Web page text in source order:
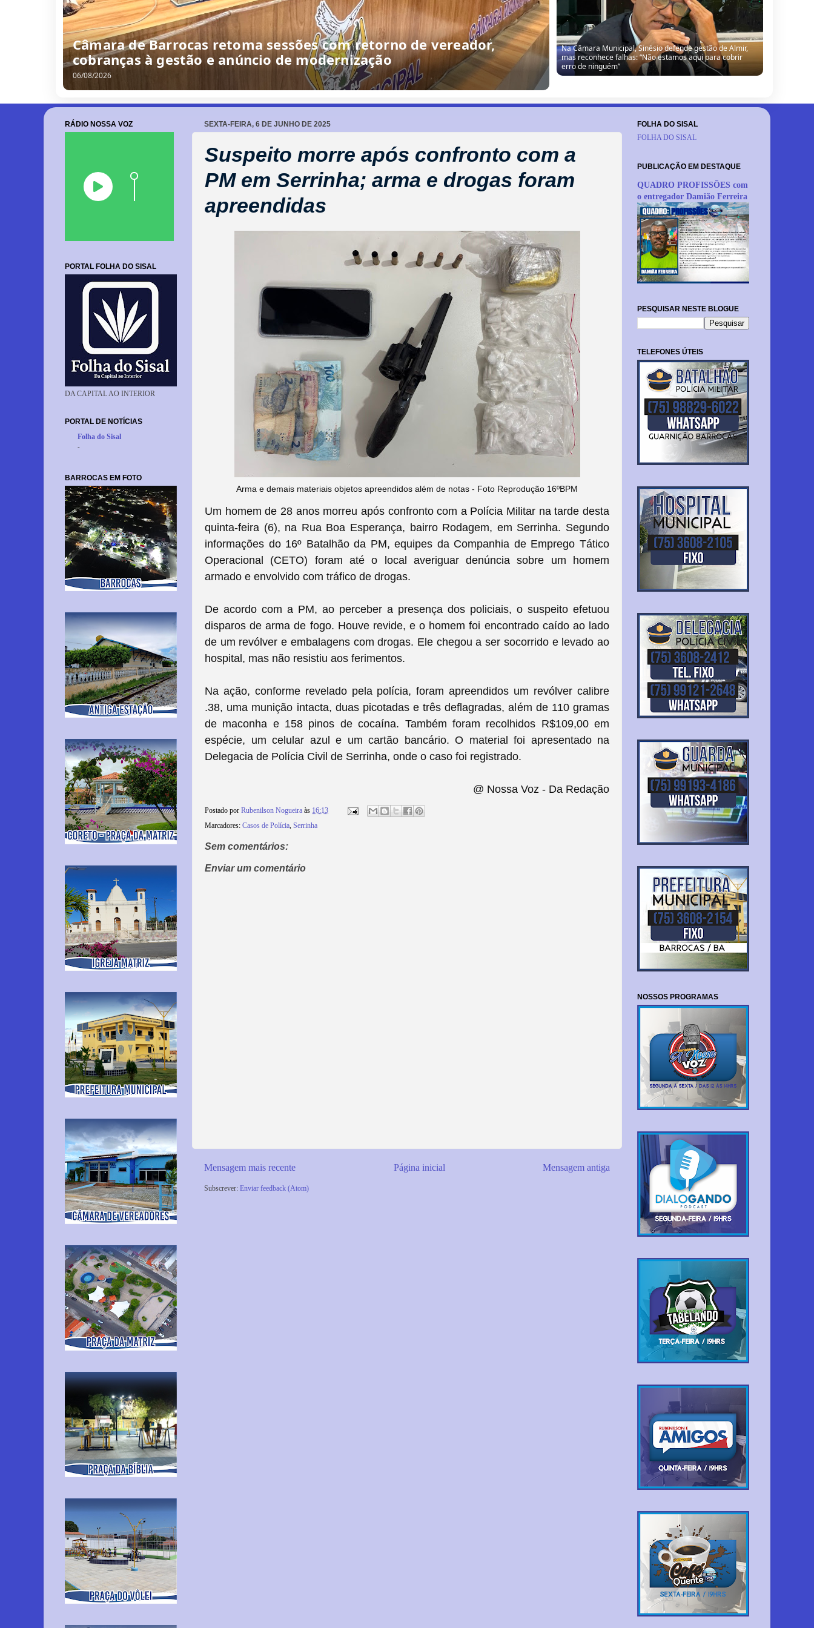
/
0
8
/
2
0
2
6
Câmara de Barrocas retoma sessões com retorno de
vereador, cobranças à gestão e anúncio de modernização
SEXTA-FEIRA, 6 DE JUNHO DE 2025
Suspeito morre após confronto com a
PM em Serrinha; arma e drogas foram
apreendidas
Arma e demais materiais objetos apreendidos além de notas - Foto Reprodução 16ºBPM
Um homem de 28 anos morreu após confronto com a Polícia Militar na tarde desta
quinta-feira (6), na Rua Boa Esperança, bairro Rodagem, em Serrinha. Segundo
informações do 16º Batalhão da PM, equipes da Companhia de Emprego Tático
Operacional (CETO) foram até o local averiguar denúncia sobre um homem
armado e envolvido com tráfico de drogas.
De acordo com a PM, ao perceber a presença dos policiais, o suspeito efetuou
disparos de arma de fogo. Houve revide, e o homem foi encontrado caído ao lado
de um revólver e embalagens com drogas. Ele chegou a ser socorrido e levado ao
hospital, mas não resistiu aos ferimentos.
Na ação, conforme revelado pela polícia, foram apreendidos um revólver calibre
.38, uma munição intacta, duas picotadas e três deflagradas, além de 110 gramas
de maconha e 158 pinos de cocaína. Também foram recolhidos R$109,00 em
espécie, um celular azul e um cartão bancário. O material foi apresentado na
Delegacia de Polícia Civil de Serrinha, onde o caso foi registrado.
@ Nossa Voz - Da Redação
Postado por Rubenilson Nogueira às 16:13
Marcadores: Casos de Polícia, Serrinha
Sem comentários:
Enviar um comentário
Mensagem mais recente Mensagem antiga
Página inicial
Subscrever: Enviar feedback (Atom)
RÁDIO NOSSA VOZ
PORTAL FOLHA DO SISAL
DA CAPITAL AO INTERIOR
PORTAL DE NOTÍCIAS
Folha do Sisal
-
BARROCAS EM FOTO
FOLHA DO SISAL
FOLHA DO SISAL
PUBLICAÇÃO EM DESTAQUE
QUADRO PROFISSÕES com
o entregador Damião Ferreira
PESQUISAR NESTE BLOGUE
TELEFONES ÚTEIS
NOSSOS PROGRAMAS